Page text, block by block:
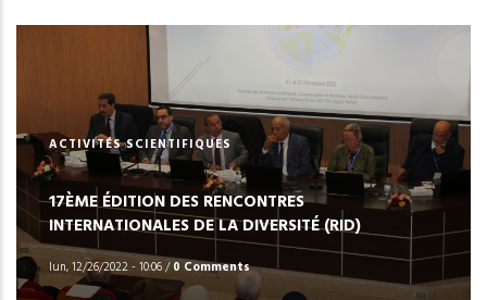
ACTIVITÉS SCIENTIFIQUES
17ÈME ÉDITION DES RENCONTRES
INTERNATIONALES DE LA DIVERSITÉ (RID)
lun, 12/26/2022 - 10:06/0 Comments